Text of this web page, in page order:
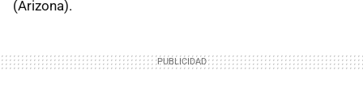
(Arizona).